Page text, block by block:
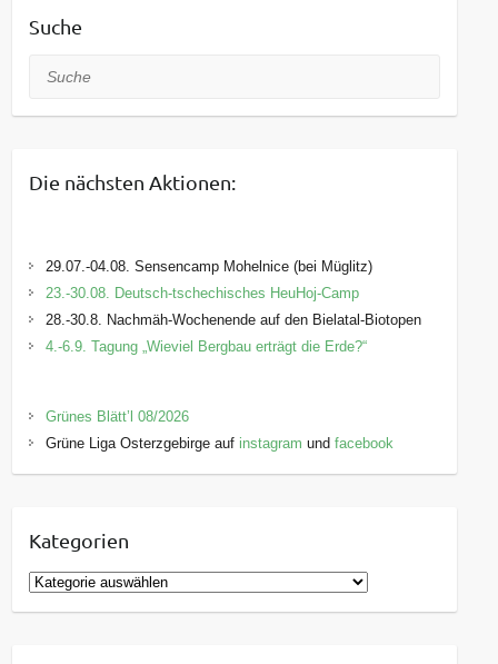
Suche
Suche
Die nächsten Aktionen:
29.07.-04.08. Sensencamp Mohelnice (bei Müglitz)
23.-30.08. Deutsch-tschechisches HeuHoj-Camp
28.-30.8. Nachmäh-Wochenende auf den Bielatal-Biotopen
4.-6.9. Tagung „Wieviel Bergbau erträgt die Erde?“
Grünes Blätt’l 08/2026
Grüne Liga Osterzgebirge auf instagram undfacebook
Kategorien
K
a